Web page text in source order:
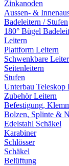
Zinkanoden
Aussen- &
Badeleitern / Stufen
180° Bügel
Leitern
Plattform Leitern
Schwenkbare
Seitenleitern
Stufen
Unterbau Teleskop
Zubehör Leitern
Befestigung,
Bolzen, Splinte &
Edelstahl Schäkel
Karabiner
Schlösser
Schäkel
Belüftung